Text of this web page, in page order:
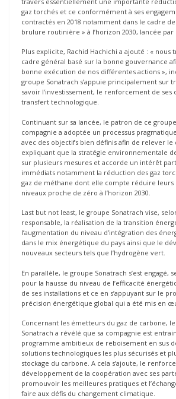
gaz torchés et ce conformément à ses
contractés en 2018 notamment dans le cadre
brulure routinière » à l’horizon 2030, lancée par
Plus explicite, Rachid Hachichi a ajouté : « nous
cadre général basé sur la bonne gouvernance
bonne exécution de nos différentes actions »,
groupe Sonatrach s’appuie principalement sur
savoir l’investissement, le renforcement de ses
transfert technologique.
Continuant sur sa lancée, le patron de ce
compagnie a adoptée un processus
avec des objectifs bien définis afin de relever le
expliquant que la stratégie environnementale
sur plusieurs mesures et accorde un intérêt
immédiats notamment la réduction des gaz
gaz de méthane dont elle compte réduire leurs
niveaux proche de zéro à l’horizon 2030.
Last but not least, le groupe Sonatrach vise,
responsable, la réalisation de la transition
l’augmentation du niveau d’intégration des
dans le mix énergétique du pays ainsi que le
nouveaux secteurs tels que l’hydrogène vert.
En parallèle, le groupe Sonatrach s’est engagé,
pour la hausse du niveau de l’efficacité
de ses installations et ce en s’appuyant sur le
précision énergétique global qui a été mis en
Concernant les émetteurs du gaz de carbone,
Sonatrach a révélé que sa compagnie est
programme ambitieux de reboisement en sus
solutions technologiques les plus sécurisés et
stockage du carbone. A cela s’ajoute, le
développement de la coopération avec ses
promouvoir les meilleures pratiques et
faire aux défis du changement climatique.